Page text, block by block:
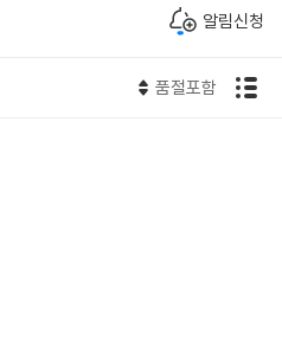
알림신청
품절포함